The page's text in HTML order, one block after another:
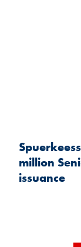
million
issuance